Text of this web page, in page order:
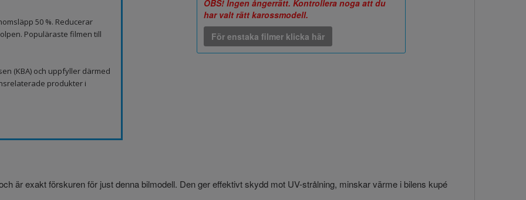
50 %. Reducerar
Populäraste filmen till
(KBA) och uppfyller därmed
produkter i
OBS! Ingen ångerrätt. Kontrollera noga att du
har valt rätt karossmodell.
För enstaka filmer klicka här
är exakt förskuren för just denna bilmodell. Den ger effektivt skydd mot UV-strålning, minskar värme i bilens kupé